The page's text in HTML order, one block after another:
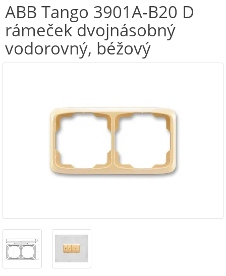
ABB Tango 3901A-B20 D
rámeček dvojnásobný
vodorovný, béžový